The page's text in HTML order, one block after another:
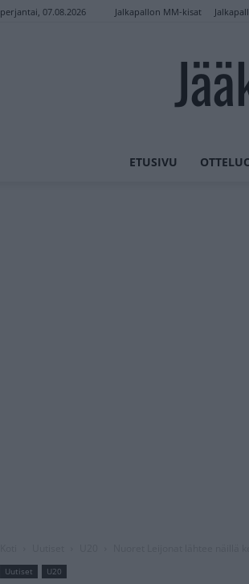
perjantai, 07.08.2026 Jalkapallon MM-kisat
ETUSIVU
Uutiset U20